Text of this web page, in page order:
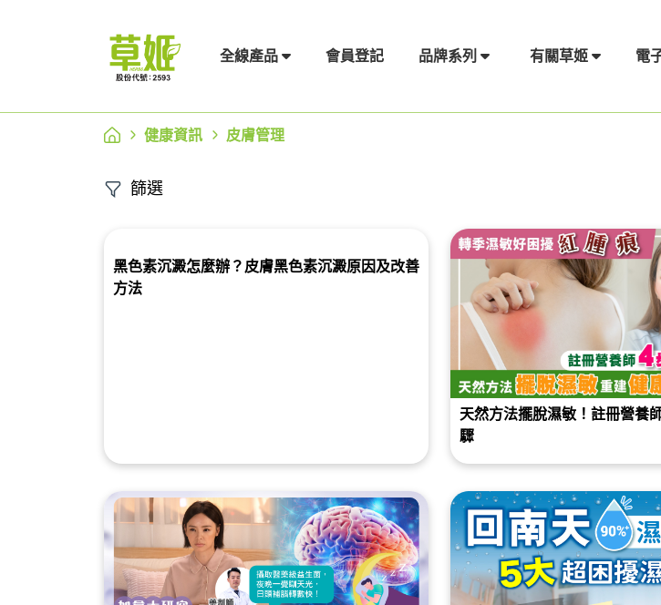
全線產品 會員登記 品牌系列 有關草姬 電
健康資訊 皮膚管理
篩選
黑色素沉澱怎麼辦？皮膚黑色素沉澱原因及改善
方法
天然方法擺脫濕敏！註冊營養
驟